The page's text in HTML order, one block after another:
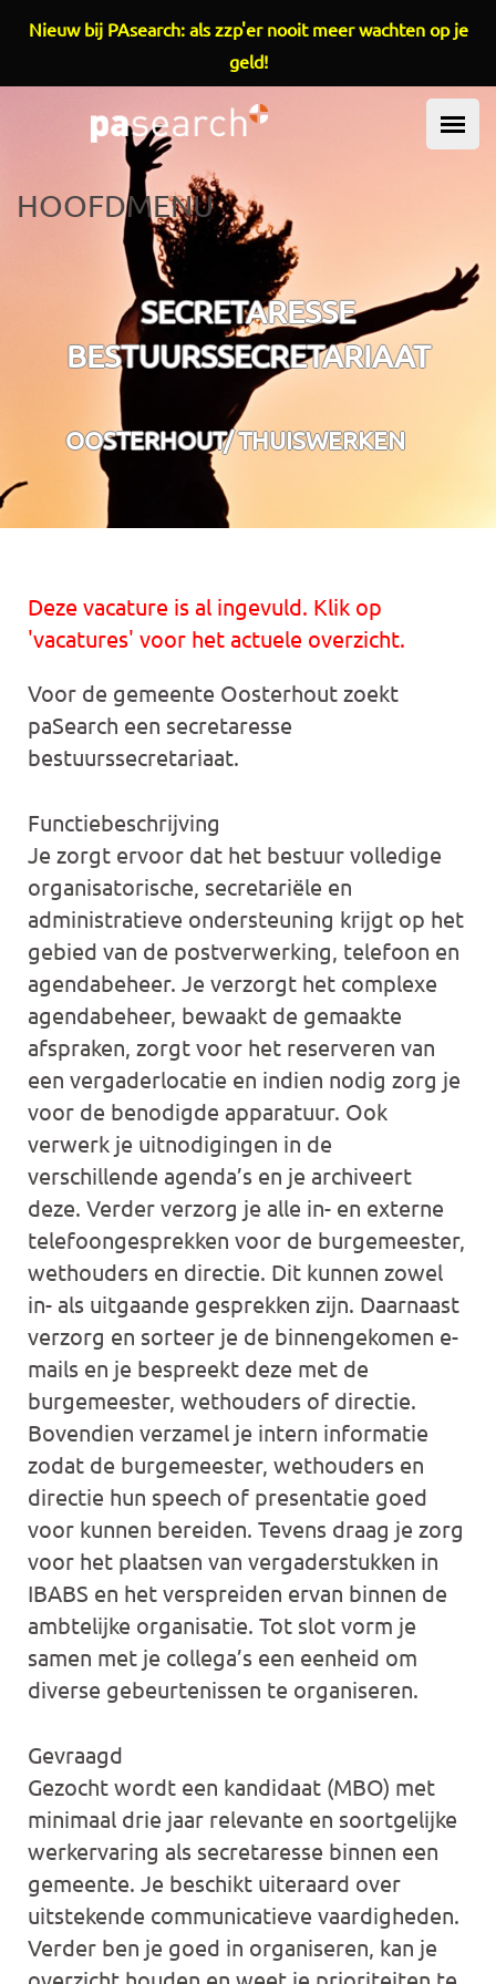
Overslaan en naar de inhoud gaan
HOOFDMENU
SECRETARESSE
BESTUURSSECRETARIAAT
OOSTERHOUT/ THUISWERKEN
Deze vacature is al ingevuld. Klik op
'vacatures' voor het actuele overzicht.
Voor de gemeente Oosterhout zoekt
paSearch een secretaresse
bestuurssecretariaat.
Functiebeschrijving
Je zorgt ervoor dat het bestuur volledige
organisatorische, secretariële en
administratieve ondersteuning krijgt op het
gebied van de postverwerking, telefoon en
agendabeheer. Je verzorgt het complexe
agendabeheer, bewaakt de gemaakte
afspraken, zorgt voor het reserveren van
een vergaderlocatie en indien nodig zorg je
voor de benodigde apparatuur. Ook
verwerk je uitnodigingen in de
verschillende agenda’s en je archiveert
deze. Verder verzorg je alle in- en externe
telefoongesprekken voor de burgemeester,
wethouders en directie. Dit kunnen zowel
in- als uitgaande gesprekken zijn. Daarnaast
verzorg en sorteer je de binnengekomen e-
mails en je bespreekt deze met de
burgemeester, wethouders of directie.
Bovendien verzamel je intern informatie
zodat de burgemeester, wethouders en
directie hun speech of presentatie goed
voor kunnen bereiden. Tevens draag je zorg
voor het plaatsen van vergaderstukken in
IBABS en het verspreiden ervan binnen de
ambtelijke organisatie. Tot slot vorm je
samen met je collega’s een eenheid om
diverse gebeurtenissen te organiseren.
Gevraagd
Gezocht wordt een kandidaat (MBO) met
minimaal drie jaar relevante en soortgelijke
werkervaring als secretaresse binnen een
gemeente. Je beschikt uiteraard over
uitstekende communicatieve vaardigheden.
Verder ben je goed in organiseren, kan je
Nieuw bij PAsearch: als zzp'er nooit meer wachten op je
geld!